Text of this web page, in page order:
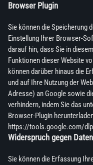
Browser Plugin
Sie können die Speicherung
Einstellung Ihrer Browser-
darauf hin, dass Sie in
Funktionen dieser Website
können darüber hinaus die
und auf Ihre Nutzung der
Adresse) an Google sowie
verhindern, indem Sie das
Browser-Plugin
https://tools.google.com/
Widerspruch gegen
Sie können die Erfassung